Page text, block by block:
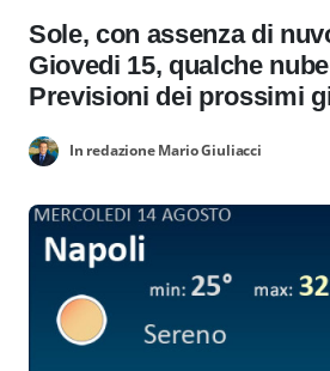
Sole, con assenza di
Giovedi 15, qualche
Previsioni dei prossimi
In redazione Mario Giuliacci